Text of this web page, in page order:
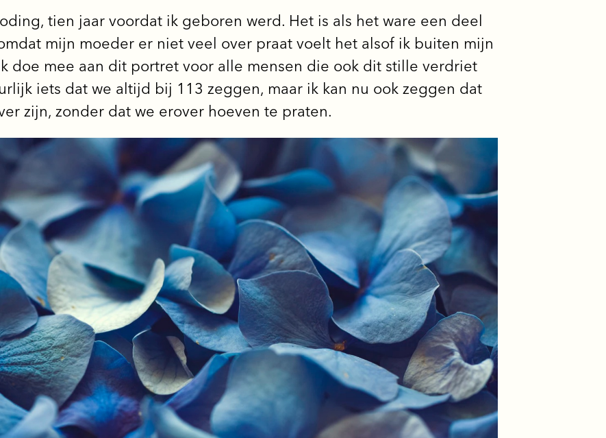
tien jaar voordat ik geboren werd. Het is als het ware een deel
mijn moeder er niet veel over praat voelt het alsof ik buiten mijn
doe mee aan dit portret voor alle mensen die ook dit stille verdriet
iets dat we altijd bij 113 zeggen, maar ik kan nu ook zeggen dat
zijn, zonder dat we erover hoeven te praten.